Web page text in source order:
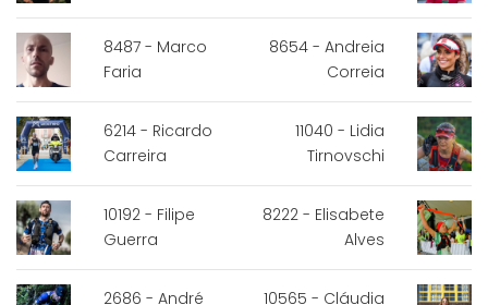
8487 - Marco
Faria
6214 - Ricardo
Carreira
10192 - Filipe
Guerra
2686 - André
8654 - Andreia
Correia
11040 - Lidia
Tirnovschi
8222 - Elisabete
Alves
10565 - Cláudia